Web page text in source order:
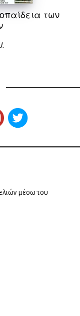
των
μέσω του